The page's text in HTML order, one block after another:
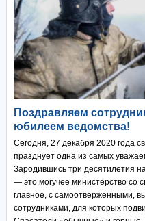
Поздравляем
юбилеем ведомства!
Сегодня, 27 декабря 2020 года
празднует одна из самых
Зародившись три десятилетия
— это могучее министерство со
главное, с самоотверженными,
сотрудниками, для которых